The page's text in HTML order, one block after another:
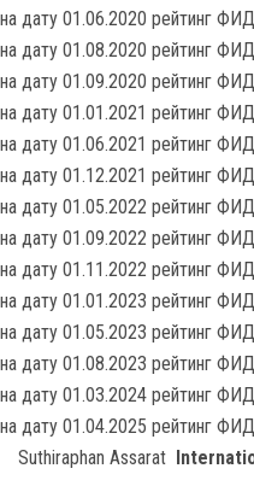
на дату 01.06.2020 рейтинг
на дату 01.08.2020 рейтинг
на дату 01.09.2020 рейтинг
на дату 01.01.2021 рейтинг
на дату 01.06.2021 рейтинг
на дату 01.12.2021 рейтинг
на дату 01.05.2022 рейтинг
на дату 01.09.2022 рейтинг
на дату 01.11.2022 рейтинг
на дату 01.01.2023 рейтинг
на дату 01.05.2023 рейтинг
на дату 01.08.2023 рейтинг
на дату 01.03.2024 рейтинг
на дату 01.04.2025 рейтинг
Suthiraphan Assarat